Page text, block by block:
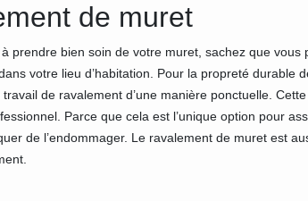
de muret
prendre bien soin de votre muret, sachez que
votre lieu d’habitation. Pour la propreté durable
de ravalement d’une manière ponctuelle.
Parce que cela est l’unique option pour
de l’endommager. Le ravalement de muret est